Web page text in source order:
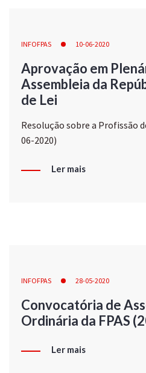
INFOFPAS 10-06-2020
Aprovação em
Assembleia da
de Lei
Resolução sobre a Profissão
06-2020)
Ler mais
INFOFPAS 28-05-2020
Convocatória de
Ordinária da FPAS
Ler mais